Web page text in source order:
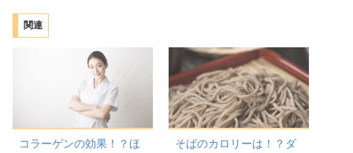
み
中…
関連
コラーゲンの効果！？ほ
そばのカロリーは！？ダ